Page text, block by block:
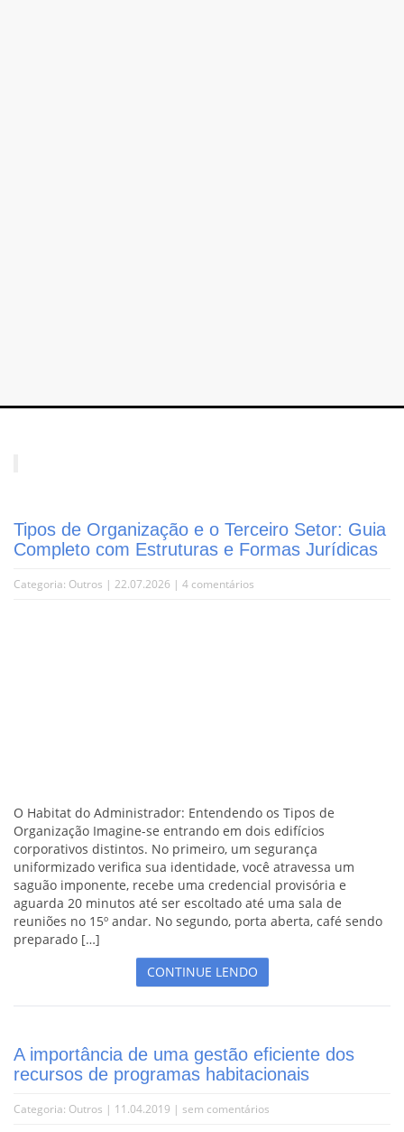
Tipos de Organização e o Terceiro Setor: Guia
Completo com Estruturas e Formas Jurídicas
Categoria: Outros | 22.07.2026 | 4 comentários
O Habitat do Administrador: Entendendo os Tipos de
Organização Imagine-se entrando em dois edifícios
corporativos distintos. No primeiro, um segurança
uniformizado verifica sua identidade, você atravessa um
saguão imponente, recebe uma credencial provisória e
aguarda 20 minutos até ser escoltado até uma sala de
reuniões no 15º andar. No segundo, porta aberta, café sendo
preparado […]
CONTINUE LENDO
A importância de uma gestão eficiente dos
recursos de programas habitacionais
Categoria: Outros | 11.04.2019 | sem comentários